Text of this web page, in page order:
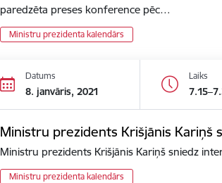
paredzēta preses konference pēc…
Ministru prezidenta kalendārs
Datums
8. janvāris, 2021
Laiks
Ministru prezidents Krišjānis Kariņš
Ministru prezidents Krišjānis Kariņš sniedz
Ministru prezidenta kalendārs